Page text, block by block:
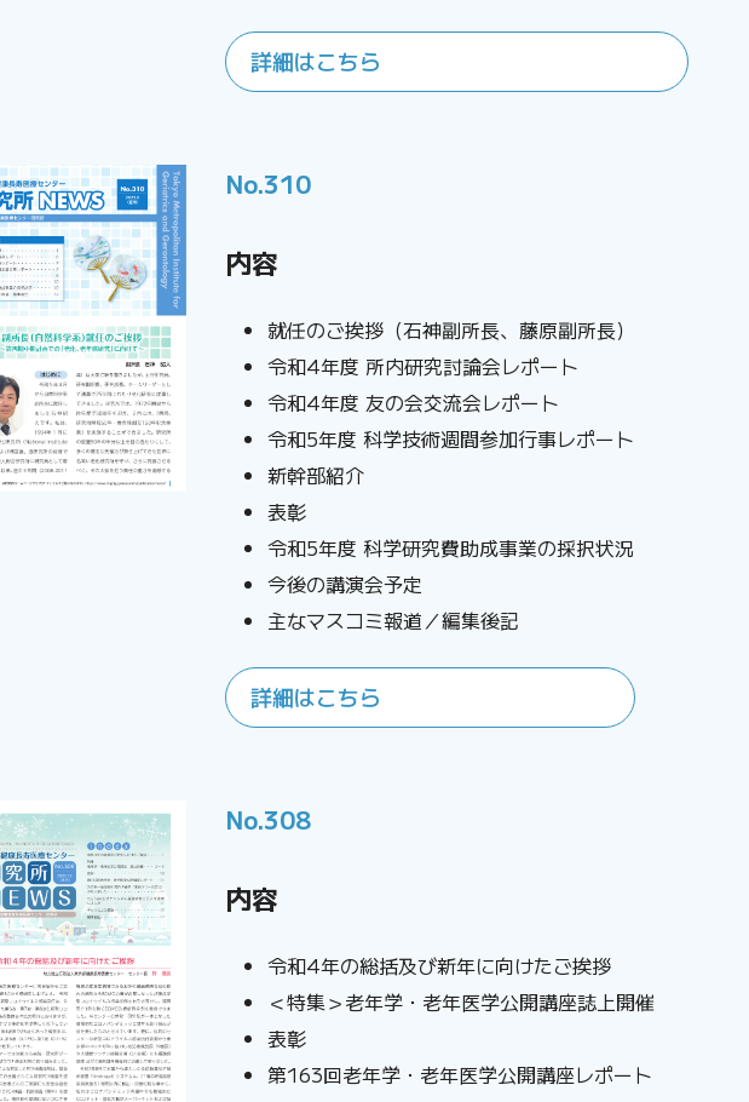
詳細はこちら
No.310
内容
就任のご挨拶（石神副所長、藤原副所長）
令和4年度 所内研究討論会レポート
令和4年度 友の会交流会レポート
令和5年度 科学技術週間参加行事レポート
新幹部紹介
表彰
令和5年度 科学研究費助成事業の採択状況
今後の講演会予定
主なマスコミ報道／編集後記
詳細はこちら
No.308
内容
令和4年の総括及び新年に向けたご挨拶
＜特集＞老年学・老年医学公開講座誌上開催
表彰
第163回老年学・老年医学公開講座レポート